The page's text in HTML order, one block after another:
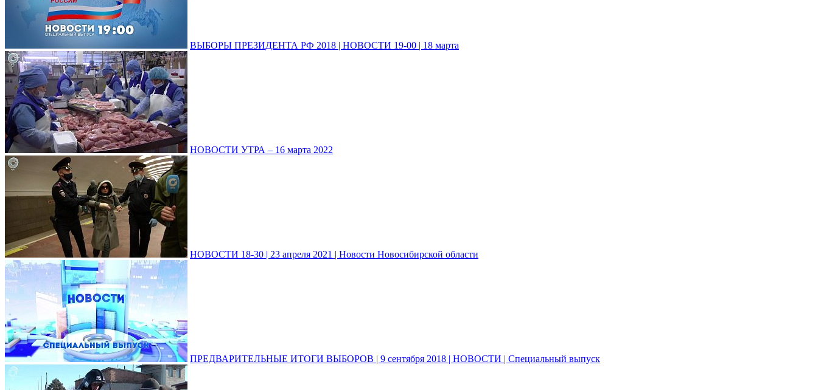
ВЫБОРЫ ПРЕЗИДЕНТА РФ 2018 | НОВОСТИ 19-00 | 18 марта
НОВОСТИ УТРА – 16 марта 2022
НОВОСТИ 18-30 | 23 апреля 2021 | Новости Новосибирской области
ПРЕДВАРИТЕЛЬНЫЕ ИТОГИ ВЫБОРОВ | 9 сентября 2018 | НОВОСТИ | Специальный выпуск